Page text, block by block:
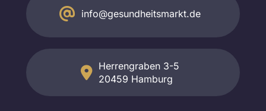
info@gesundheitsmarkt.de
Herrengraben 3-5
20459 Hamburg